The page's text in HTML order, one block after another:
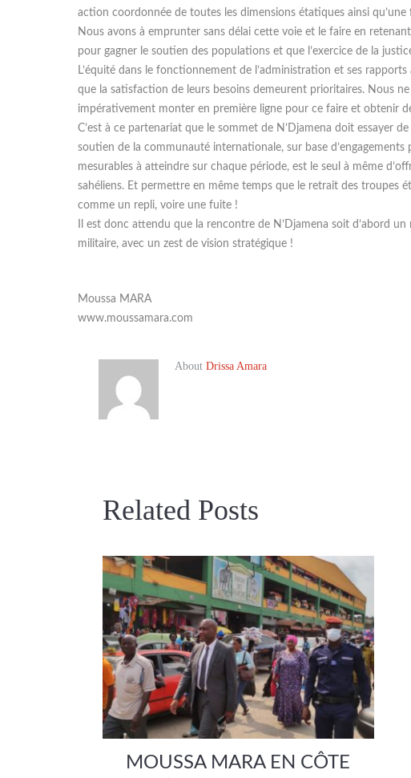
action coordonnée de toutes les dimensions étatiques ainsi
Nous avons à emprunter sans délai cette voie et le faire en
pour gagner le soutien des populations et que l’exercice de la
L’équité dans le fonctionnement de l’administration et ses
que la satisfaction de leurs besoins demeurent prioritaires. Nous
impérativement monter en première ligne pour ce faire et obtenir
C’est à ce partenariat que le sommet de N’Djamena doit essayer
soutien de la communauté internationale, sur base
mesurables à atteindre sur chaque période, est le seul à même
sahéliens. Et permettre en même temps que le retrait des troupes
comme un repli, voire une fuite !
Il est donc attendu que la rencontre de N’Djamena soit d’abord
militaire, avec un zest de vision stratégique !
Moussa MARA
www.moussamara.com
About Drissa Amara
Related Posts
MOUSSA MARA EN CÔTE